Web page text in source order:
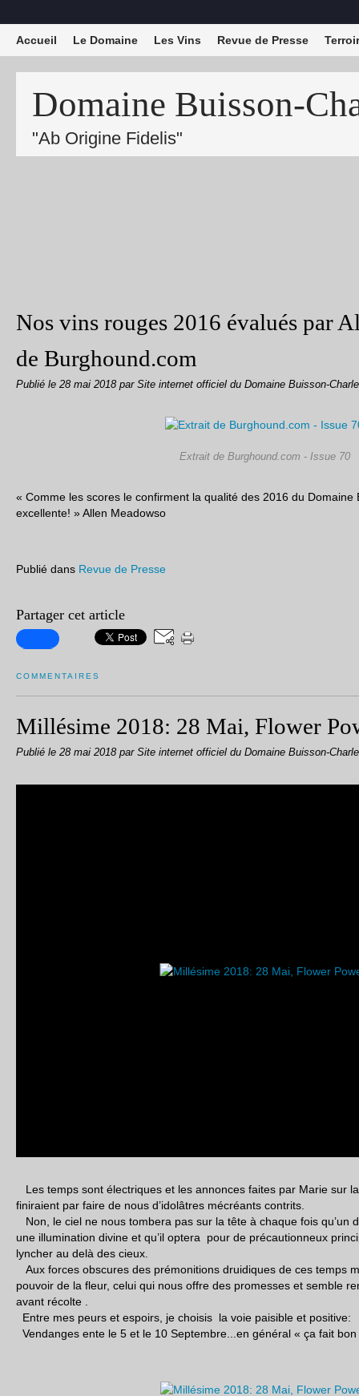
Domaine Buisson-
"Ab Origine Fidelis"
Accueil Le Domaine Les Vins Revue de Presse
Nos vins rouges 2016 évalués par
de Burghound.com
Publié le 28 mai 2018 par Site internet officiel du Domaine Buisson-
Extrait de Burghound.com - Issue 70
« Comme les scores le confirment la qualité des 2016 du Domaine
excellente! » Allen Meadowso
Publié dans Revue de Presse
Partager cet article
COMMENTAIRES
Millésime 2018: 28 Mai, Flower
Publié le 28 mai 2018 par Site internet officiel du Domaine Buisson-
Les temps sont électriques et les annonces faites par Marie sur
finiraient par faire de nous d’idolâtres mécréants contrits.
Non, le ciel ne nous tombera pas sur la tête à chaque fois qu’un
une illumination divine et qu’il optera pour de précautionneux
lyncher au delà des cieux.
Aux forces obscures des prémonitions druidiques de ces temps
pouvoir de la fleur, celui qui nous offre des promesses et semble
avant récolte .
Entre mes peurs et espoirs, je choisis la voie paisible et positive:
Vendanges ente le 5 et le 10 Septembre...en général « ça fait bon